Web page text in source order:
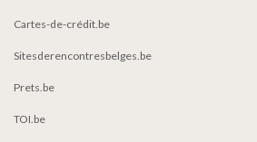
Cartes-de-crédit.be
Sitesderencontresbelges.be
Prets.be
TOI.be